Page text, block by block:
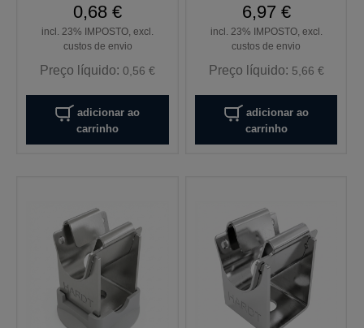
0,68 €
incl. 23% IMPOSTO, excl.
custos de envio
Preço líquido:0,56 €
adicionar ao
carrinho
6,97 €
incl. 23% IMPOSTO, excl.
custos de envio
Preço líquido: 5,66 €
adicionar ao
carrinho